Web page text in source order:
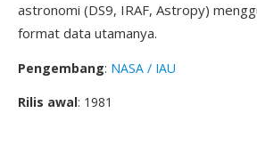
astronomi (DS9, IRAF, Astropy)
format data utamanya.
Pengembang: NASA / IAU
Rilis awal: 1981